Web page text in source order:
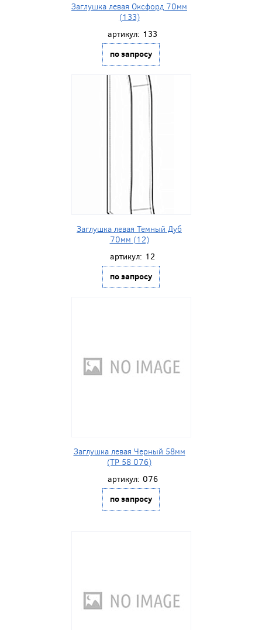
Заглушка левая Оксфорд 70мм
(133)
артикул: 133
по запросу
Заглушка левая Темный Дуб
70мм (12)
артикул: 12
по запросу
Заглушка левая Черный 58мм
(ТР 58 076)
артикул: 076
по запросу